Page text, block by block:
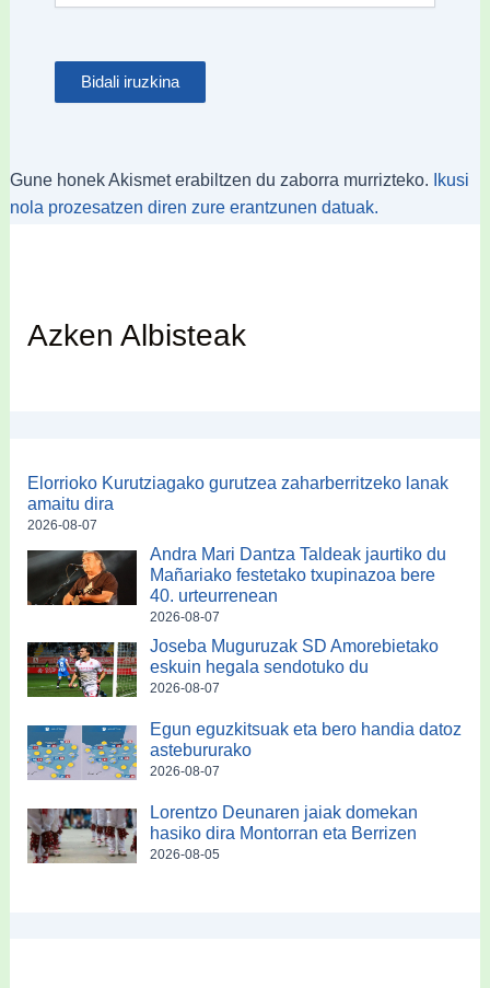
Gune honek Akismet erabiltzen du zaborra murrizteko.
Ikusi
nola prozesatzen diren zure erantzunen datuak.
Azken Albisteak
Elorrioko Kurutziagako gurutzea zaharberritzeko lanak
amaitu dira
2026-08-07
Andra Mari Dantza Taldeak jaurtiko du
Mañariako festetako txupinazoa bere
40. urteurrenean
2026-08-07
Joseba Muguruzak SD Amorebietako
eskuin hegala sendotuko du
2026-08-07
Egun eguzkitsuak eta bero handia datoz
astebururako
2026-08-07
Lorentzo Deunaren jaiak domekan
hasiko dira Montorran eta Berrizen
2026-08-05